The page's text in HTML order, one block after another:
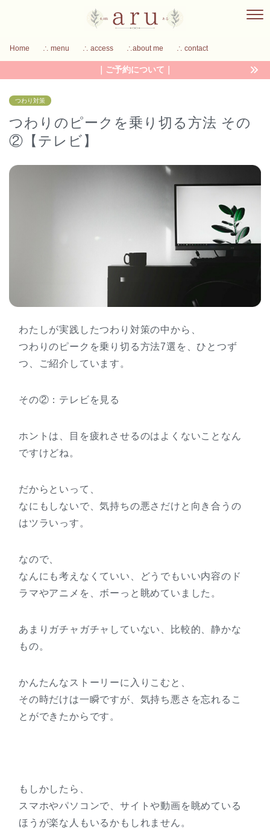
Home ∴ menu ∴ access ∴about me ∴ contact
｜ご予約について｜
つわり対策
つわりのピークを乗り切る方法 その
②【テレビ】
わたしが実践したつわり対策の中から、
つわりのピークを乗り切る方法7選を、ひとつず
つ、ご紹介しています。
その②：テレビを見る
ホントは、目を疲れさせるのはよくないことなん
ですけどね。
だからといって、
なにもしないで、気持ちの悪さだけと向き合うの
はツラいっす。
なので、
なんにも考えなくていい、どうでもいい内容のド
ラマやアニメを、ボーっと眺めていました。
あまりガチャガチャしていない、比較的、静かな
もの。
かんたんなストーリーに入りこむと、
その時だけは一瞬ですが、気持ち悪さを忘れるこ
とができたからです。
もしかしたら、
スマホやパソコンで、サイトや動画を眺めている
ほうが楽な人もいるかもしれません。